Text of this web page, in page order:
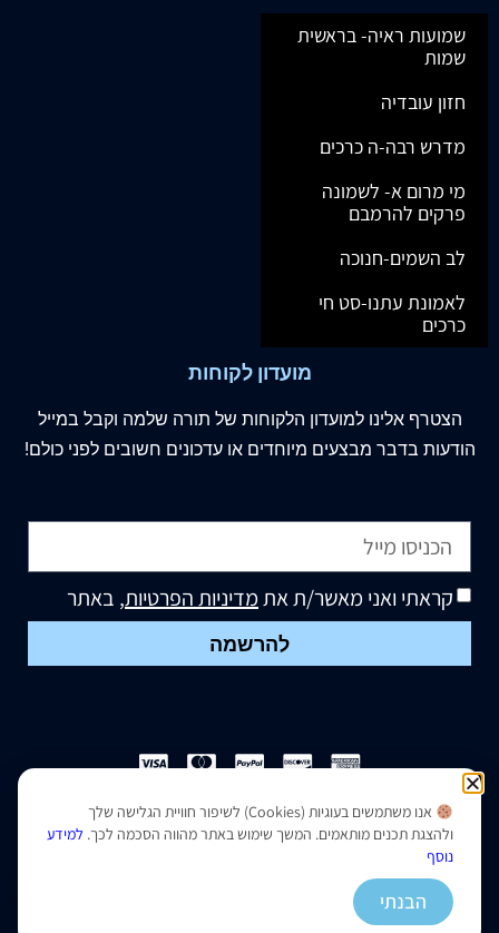
שמועות ראיה- בראשית
שמות
חזון עובדיה
מדרש רבה-ה כרכים
מי מרום א- לשמונה
פרקים להרמבם
לב השמים-חנוכה
לאמונת עתנו-סט חי
כרכים
מועדון לקוחות
הצטרף אלינו למועדון הלקוחות של תורה שלמה וקבל במייל
הודעות בדבר מבצעים מיוחדים או עדכונים חשובים לפני כולם!
קראתי ואני מאשר/ת אתמדיניות הפרטיות, באתר
להרשמה
הצהרת נגישות|מדיניות פרטיות
נבנה ועוצב על ידי –
אנו משתמשים בעוגיות (Cookies) לשיפור חוויית הגלישה שלך
ולהצגת תכנים מותאמים. המשך שימוש באתר מהווה הסכמה לכך. למידע
נוסף
הבנתי